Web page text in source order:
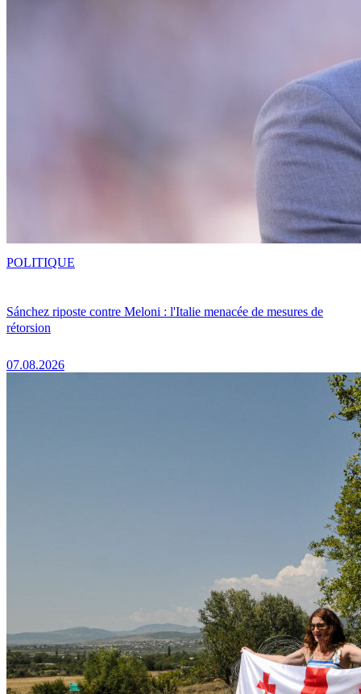
Sánchez riposte contre Meloni : l'Italie menacée de mesures de
rétorsion
07.08.2026
POLITIQUE